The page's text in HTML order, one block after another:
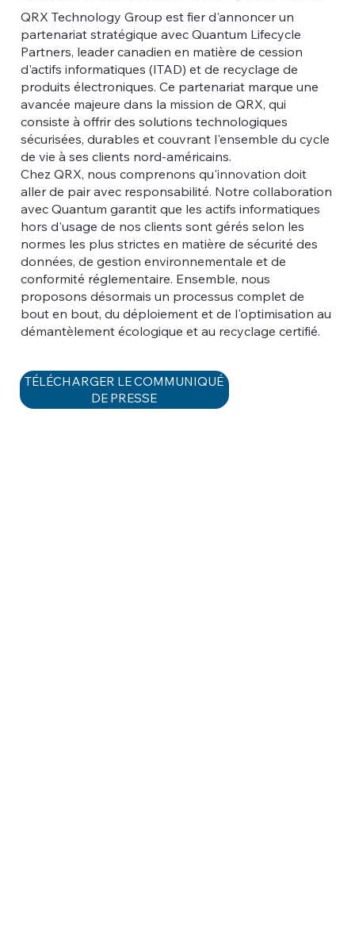
QRX Technology Group est fier d'annoncer un
partenariat stratégique avec Quantum Lifecycle
Partners, leader canadien en matière de cession
d'actifs informatiques (ITAD) et de recyclage de
produits électroniques. Ce partenariat marque une
avancée majeure dans la mission de QRX, qui
consiste à offrir des solutions technologiques
sécurisées, durables et couvrant l'ensemble du cycle
de vie à ses clients nord-américains.
Chez QRX, nous comprenons qu'innovation doit
aller de pair avec responsabilité. Notre collaboration
avec Quantum garantit que les actifs informatiques
hors d'usage de nos clients sont gérés selon les
normes les plus strictes en matière de sécurité des
données, de gestion environnementale et de
conformité réglementaire. Ensemble, nous
proposons désormais un processus complet de
bout en bout, du déploiement et de l'optimisation au
démantèlement écologique et au recyclage certifié.
TÉLÉCHARGER LE COMMUNIQUÉ
DE PRESSE